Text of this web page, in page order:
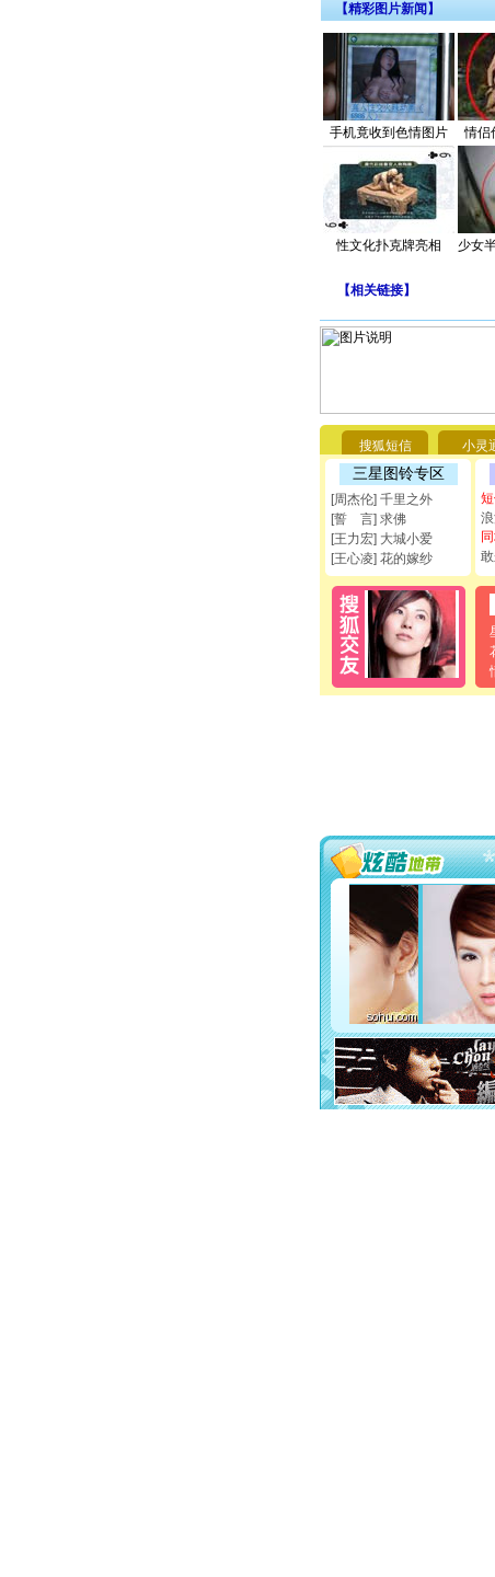
【精彩图片新闻】
手机竟收到色情图片 情侣
性文化扑克牌亮相 少女
【相关链接】
搜狐短信 小灵
三星图铃专区
[周杰伦] 千里之外
[誓 言] 求佛
[王力宏] 大城小爱
[王心凌] 花的嫁纱